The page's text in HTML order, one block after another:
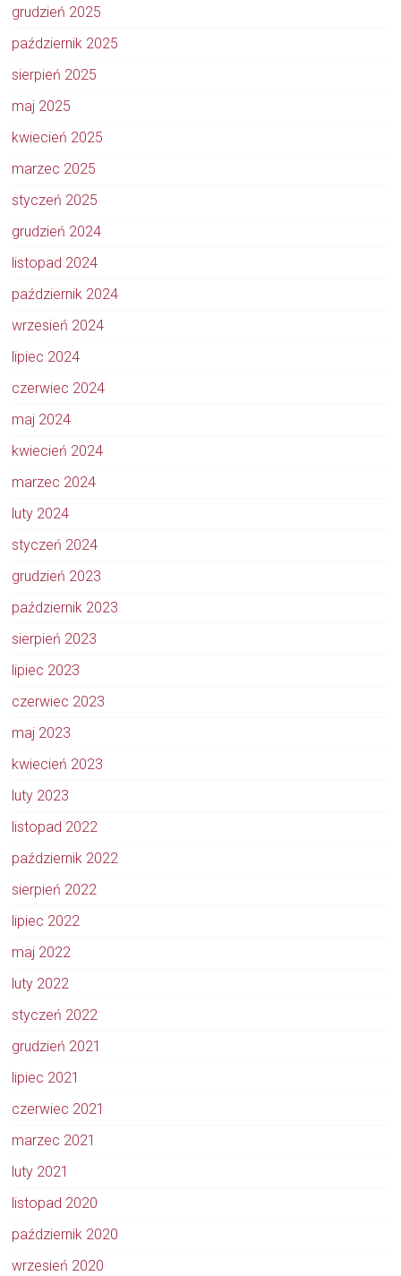
grudzień 2025
październik 2025
sierpień 2025
maj 2025
kwiecień 2025
marzec 2025
styczeń 2025
grudzień 2024
listopad 2024
październik 2024
wrzesień 2024
lipiec 2024
czerwiec 2024
maj 2024
kwiecień 2024
marzec 2024
luty 2024
styczeń 2024
grudzień 2023
październik 2023
sierpień 2023
lipiec 2023
czerwiec 2023
maj 2023
kwiecień 2023
luty 2023
listopad 2022
październik 2022
sierpień 2022
lipiec 2022
maj 2022
luty 2022
styczeń 2022
grudzień 2021
lipiec 2021
czerwiec 2021
marzec 2021
luty 2021
listopad 2020
październik 2020
wrzesień 2020